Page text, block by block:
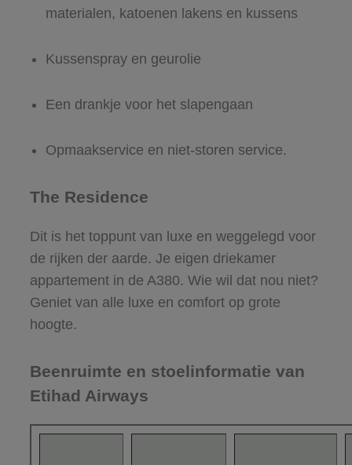
materialen, katoenen lakens en kussens
Kussenspray en geurolie
Een drankje voor het slapengaan
Opmaakservice en niet-storen service.
The Residence
Dit is het toppunt van luxe en weggelegd voor
de rijken der aarde. Je eigen driekamer
appartement in de A380. Wie wil dat nou niet?
Geniet van alle luxe en comfort op grote
hoogte.
Beenruimte en stoelinformatie van
Etihad Airways